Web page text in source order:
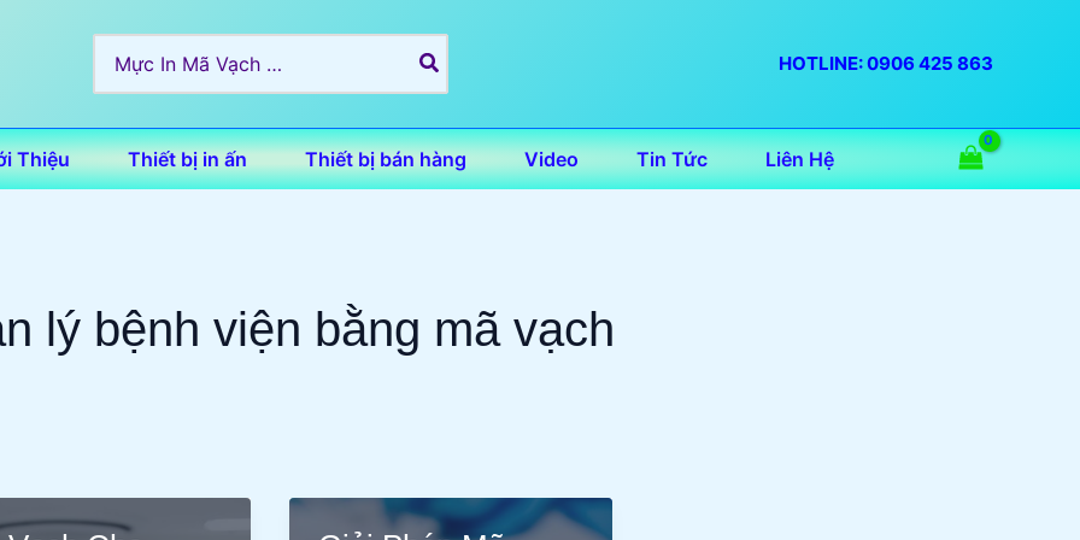
for:
HOTLINE: 0906 425 863
Thiệu Thiết bị in ấn Thiết bị bán hàng Video Tin Tức Liên Hệ
lý bệnh viện bằng mã vạch